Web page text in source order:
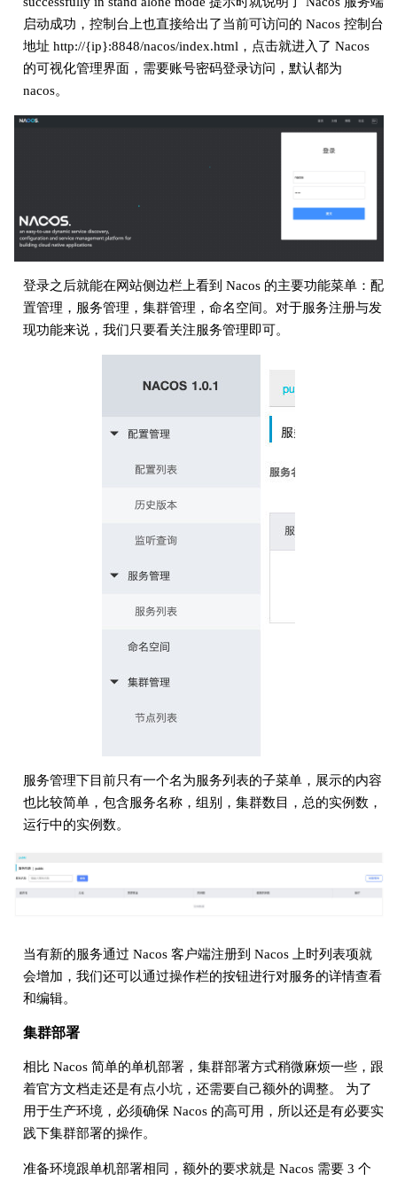
启动成功，控制台上也直接给出了当前可访问的 Nacos 控制台
地址 http://{ip}:8848/nacos/index.html，点击就进入了 Nacos
的可视化管理界面，需要账号密码登录访问，默认都为
nacos。
登录之后就能在网站侧边栏上看到 Nacos 的主要功能菜单：配
置管理，服务管理，集群管理，命名空间。对于服务注册与发
现功能来说，我们只要看关注服务管理即可。
服务管理下目前只有一个名为服务列表的子菜单，展示的内容
也比较简单，包含服务名称，组别，集群数目，总的实例数，
运行中的实例数。
当有新的服务通过 Nacos 客户端注册到 Nacos 上时列表项就
会增加，我们还可以通过操作栏的按钮进行对服务的详情查看
和编辑。
集群部署
相比 Nacos 简单的单机部署，集群部署方式稍微麻烦一些，跟
着官方文档走还是有点小坑，还需要自己额外的调整。 为了
用于生产环境，必须确保 Nacos 的高可用，所以还是有必要实
践下集群部署的操作。
准备环境跟单机部署相同，额外的要求就是 Nacos 需要 3 个